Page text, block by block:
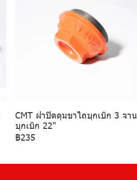
CMT ฝาปิดดุมขาไถบุกเบิก 3 จาน
บุกเบิก 22"
฿235